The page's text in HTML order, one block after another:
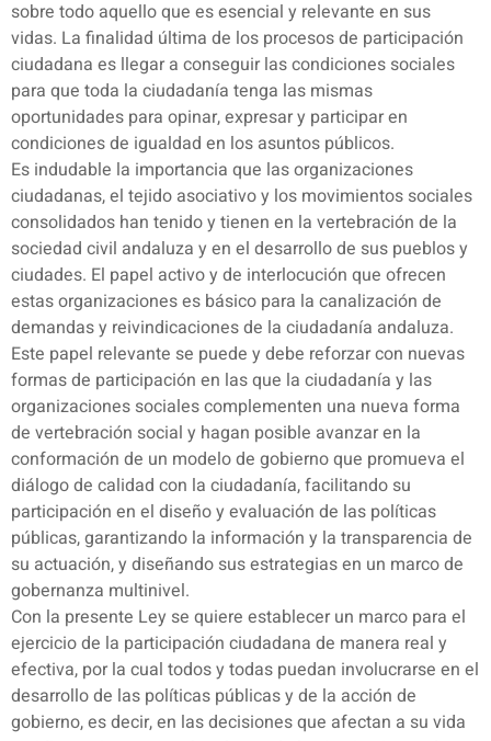
sobre todo aquello que es esencial y relevante en sus
vidas. La finalidad última de los procesos de participación
ciudadana es llegar a conseguir las condiciones sociales
para que toda la ciudadanía tenga las mismas
oportunidades para opinar, expresar y participar en
condiciones de igualdad en los asuntos públicos.
Es indudable la importancia que las organizaciones
ciudadanas, el tejido asociativo y los movimientos sociales
consolidados han tenido y tienen en la vertebración de la
sociedad civil andaluza y en el desarrollo de sus pueblos y
ciudades. El papel activo y de interlocución que ofrecen
estas organizaciones es básico para la canalización de
demandas y reivindicaciones de la ciudadanía andaluza.
Este papel relevante se puede y debe reforzar con nuevas
formas de participación en las que la ciudadanía y las
organizaciones sociales complementen una nueva forma
de vertebración social y hagan posible avanzar en la
conformación de un modelo de gobierno que promueva el
diálogo de calidad con la ciudadanía, facilitando su
participación en el diseño y evaluación de las políticas
públicas, garantizando la información y la transparencia de
su actuación, y diseñando sus estrategias en un marco de
gobernanza multinivel.
Con la presente Ley se quiere establecer un marco para el
ejercicio de la participación ciudadana de manera real y
efectiva, por la cual todos y todas puedan involucrarse en el
desarrollo de las políticas públicas y de la acción de
gobierno, es decir, en las decisiones que afectan a su vida